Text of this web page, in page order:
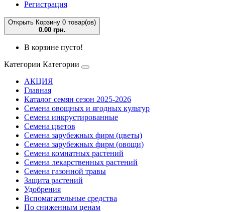
Регистрация
Открыть Корзину 0 товар(ов)
0.00 грн.
В корзине пусто!
Категории Категории
АКЦИЯ
Главная
Каталог семян сезон 2025-2026
Семена овощных и ягодных культур
Семена инкрустированные
Семена цветов
Семена зарубежных фирм (цветы)
Семена зарубежных фирм (овощи)
Семена комнатных растений
Семена лекарственных растений
Семена газонной травы
Защита растений
Удобрения
Вспомагательные средства
По сниженным ценам